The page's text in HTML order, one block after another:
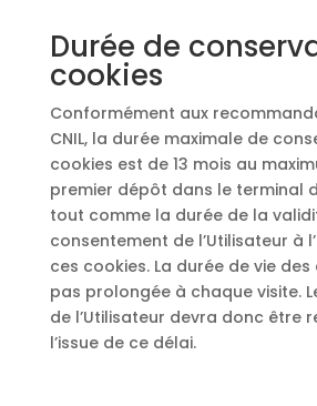
Durée de
cookies
Conformément aux
CNIL, la durée maximale de
cookies est de 13 mois au
premier dépôt dans le terminal
tout comme la durée de la
consentement de l’Utilisateur à
ces cookies. La durée de vie des
pas prolongée à chaque visite.
de l’Utilisateur devra donc être
l’issue de ce délai.